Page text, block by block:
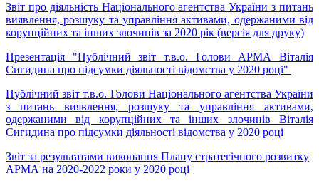
Звіт про діяльність Національного агентства України з питань
виявлення, розшуку та управління активами, одержаними від
корупційних та інших злочинів за 2020 рік (версія для друку)
Презентація "Публічний звіт т.в.о. Голови АРМА Віталія
Сигидина про підсумки діяльності відомства у 2020 році"
Публічний звіт т.в.о. Голови Національного агентства України
з питань виявлення, розшуку та управління активами,
одержаними від корупційних та інших злочинів Віталія
Сигидина про підсумки діяльності відомства у 2020 році
Звіт за результатами виконання Плану стратегічного розвитку
АРМА на 2020-2022 роки у 2020 році